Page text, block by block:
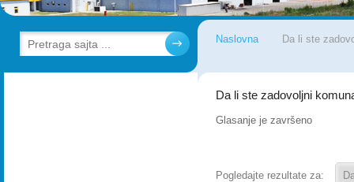
Naslovna Da li ste
Da li ste zadovoljni
Glasanje je završeno
Pogledajte rezultate za: